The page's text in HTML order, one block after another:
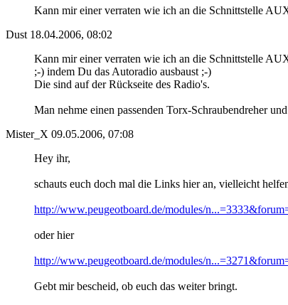
Kann mir einer verraten wie ich an die Schnittstelle
Dust 18.04.2006, 08:02
Kann mir einer verraten wie ich an die Schnittstelle
;-) indem Du das Autoradio ausbaust ;-)
Die sind auf der Rückseite des Radio's.
Man nehme einen passenden Torx-Schraubendreher
Mister_X 09.05.2006, 07:08
Hey ihr,
schauts euch doch mal die Links hier an, vielleicht
http://www.peugeotboard.de/modules/
oder hier
http://www.peugeotboard.de/modules/
Gebt mir bescheid, ob euch das weiter bringt.